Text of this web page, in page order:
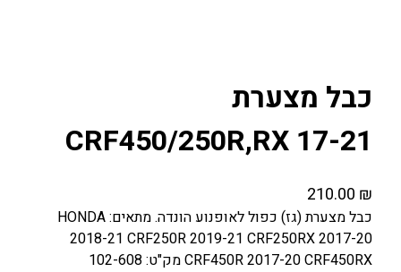
כבל מצערת
CRF450/250R,RX 17-21
210.00 ₪
כבל מצערת (גז) כפול לאופנוע הונדה. מתאים: HONDA
2018-21 CRF250R 2019-21 CRF250RX 2017-20
CRF450R 2017-20 CRF450RX מק"ט: 102-608